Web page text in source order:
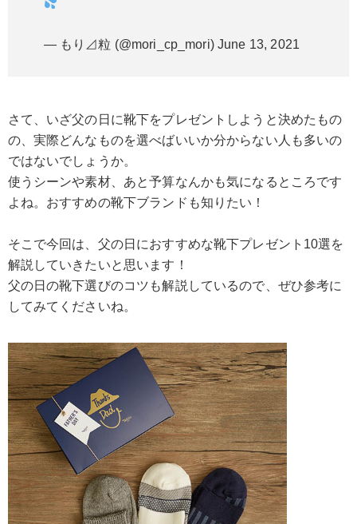
— もり⊿粒 (@mori_cp_mori)June 13, 2021
さて、いざ父の日に靴下をプレゼントしようと決めたもの
の、実際どんなものを選べばいいか分からない人も多いの
ではないでしょうか。
使うシーンや素材、あと予算なんかも気になるところです
よね。おすすめの靴下ブランドも知りたい！
そこで今回は、父の日におすすめな靴下プレゼント10選を
解説していきたいと思います！
父の日の靴下選びのコツも解説しているので、ぜひ参考に
してみてくださいね。